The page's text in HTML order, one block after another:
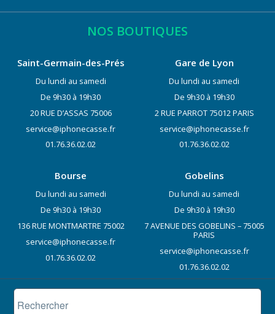
NOS BOUTIQUES
Saint-Germain-des-Prés
Du lundi au samedi
De 9h30 à 19h30
20 RUE D’ASSAS 75006
service@iphonecasse.fr
01.76.36.02.02
Gare de Lyon
Du lundi au samedi
De 9h30 à 19h30
2 RUE PARROT 75012 PARIS
service@iphonecasse.fr
01.76.36.02.02
Bourse
Du lundi au samedi
De 9h30 à 19h30
136 RUE MONTMARTRE 75002
service@iphonecasse.fr
01.76.36.02.02
Gobelins
Du lundi au samedi
De 9h30 à 19h30
7 AVENUE DES GOBELINS – 75005
PARIS
service@iphonecasse.fr
01.76.36.02.02